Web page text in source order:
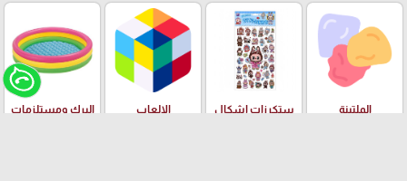
الملتينة
ستكرزات اشكال
الالعاب
البرك ومستلزمات